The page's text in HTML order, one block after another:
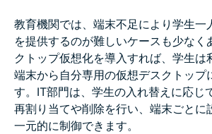
教育機関では、端末不足により学生一
を提供するのが難しいケースも少なく
クトップ仮想化を導入すれば、学生は
端末から自分専用の仮想デスクトップ
す。IT部門は、学生の入れ替えに応じ
再割り当てや削除を行い、端末ごとに
一元的に制御できます。